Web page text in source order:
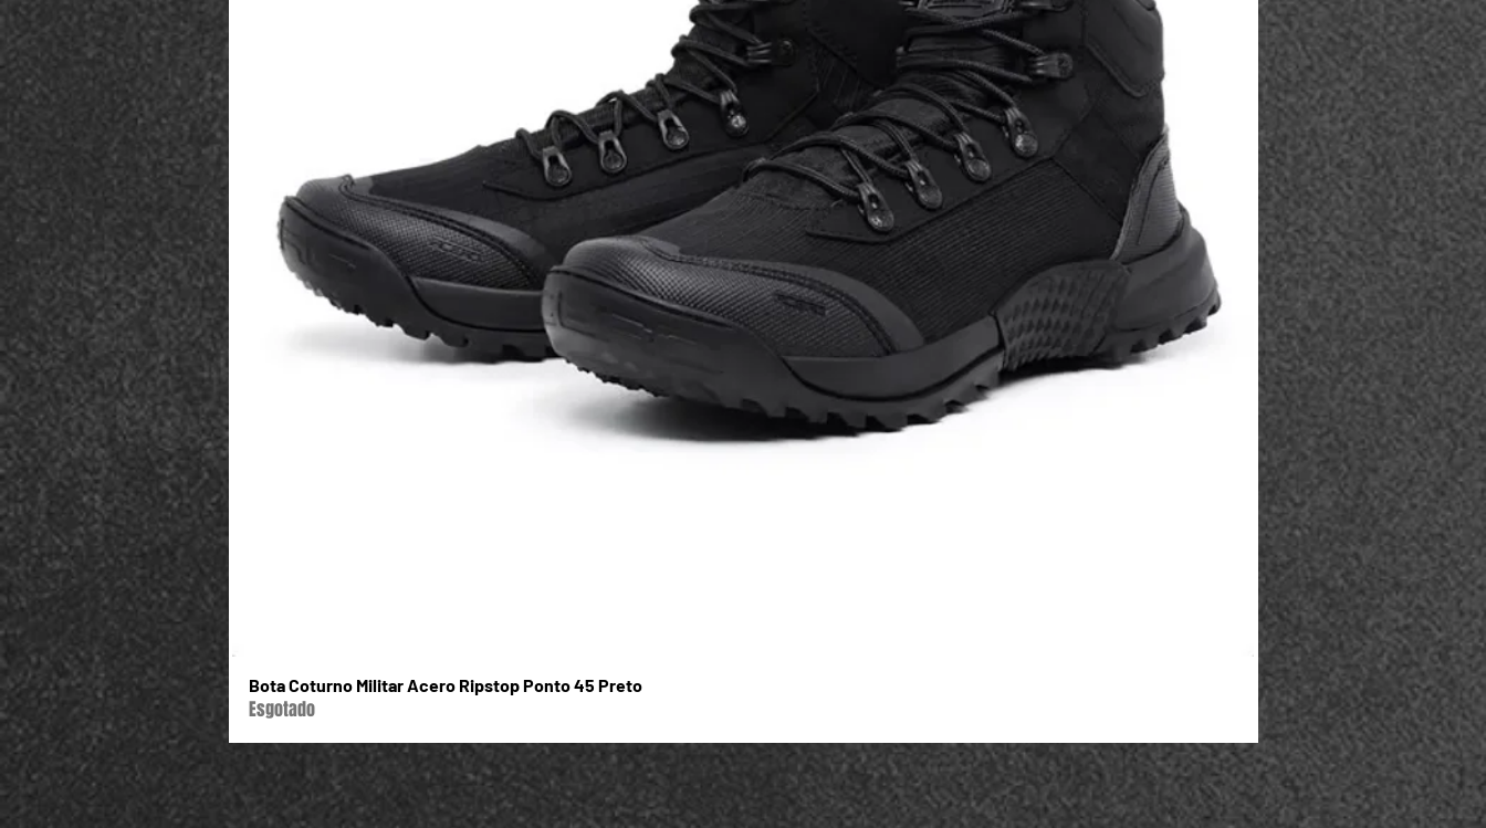
Bota Coturno Militar Acero Ripstop Ponto 45 Preto
Esgotado
Coturno Acero .50 - Preto
Esgotado